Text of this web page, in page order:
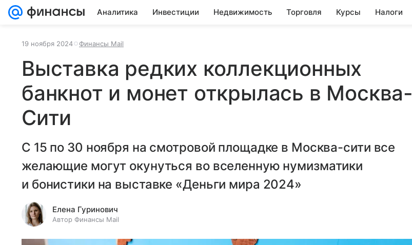
Аналитика Инвестиции Недвижимость Торговля Курсы Налоги
19 ноября 2024 Финансы Mail
Выставка редких коллекционных
банкнот и монет открылась в Москва-
Сити
С 15 по 30 ноября на смотровой площадке в Москва-сити все
желающие могут окунуться во вселенную нумизматики
и бонистики на выставке «Деньги мира 2024»
Елена Гуринович
Автор Финансы Mail